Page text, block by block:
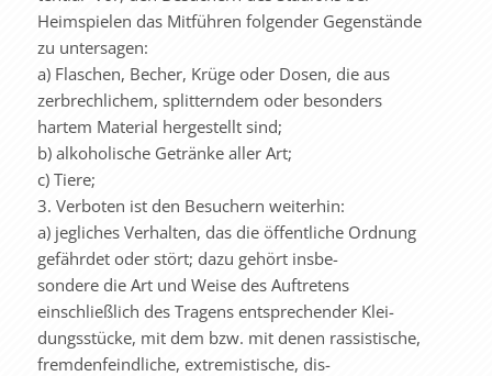
Heimspielen das Mitführen folgender Gegenstände
zu untersagen:
a) Flaschen, Becher, Krüge oder Dosen, die aus
zerbrechlichem, splitterndem oder besonders
hartem Material hergestellt sind;
b) alkoholische Getränke aller Art;
c) Tiere;
3. Verboten ist den Besuchern weiterhin:
a) jegliches Verhalten, das die öffentliche Ordnung
gefährdet oder stört; dazu gehört insbe-
sondere die Art und Weise des Auftretens
einschließlich des Tragens entsprechender Klei-
dungsstücke, mit dem bzw. mit denen rassistische,
fremdenfeindliche, extremistische, dis-